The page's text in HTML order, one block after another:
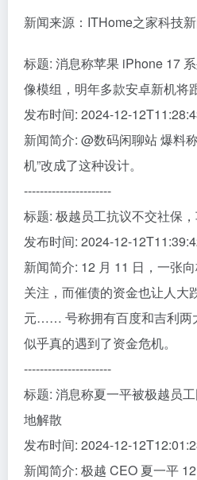
新闻来源：ITHome之家科技
标题: 消息称苹果 iPhone 17
像模组，明年多款安卓新机将
发布时间: 2024-12-
新闻简介: @数码闲聊站 爆料
机”改成了这种设计。
----------------------
标题: 极越员工抗议不交社保
发布时间: 2024-12-
新闻简介: 12 月 11 日，一张
关注，而催债的资金也让人大
元…… 号称拥有百度和吉利两
似乎真的遇到了资金危机。
----------------------
标题: 消息称夏一平被极越员
地解散
发布时间: 2024-12-
新闻简介: 极越 CEO 夏一平